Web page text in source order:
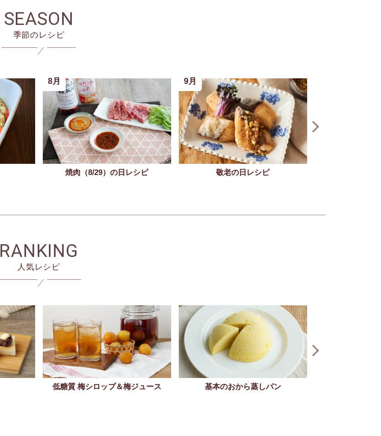
SEASON
季節のレシピ
8月
焼肉（8/29）の日レシピ
9月
敬老の日レシピ
RANKING
人気レシピ
低糖質 梅シロップ＆梅ジュース 基本のおから蒸しパン